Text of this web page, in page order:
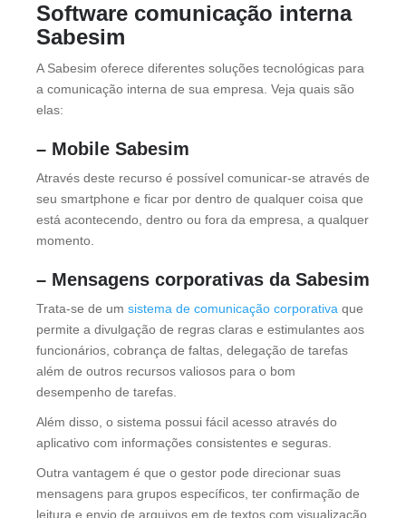
Software comunicação interna
Sabesim
A Sabesim oferece diferentes soluções tecnológicas para
a comunicação interna de sua empresa. Veja quais são
elas:
– Mobile Sabesim
Através deste recurso é possível comunicar-se através de
seu smartphone e ficar por dentro de qualquer coisa que
está acontecendo, dentro ou fora da empresa, a qualquer
momento.
– Mensagens corporativas da Sabesim
Trata-se de um sistema de comunicação corporativa que
permite a divulgação de regras claras e estimulantes aos
funcionários, cobrança de faltas, delegação de tarefas
além de outros recursos valiosos para o bom
desempenho de tarefas.
Além disso, o sistema possui fácil acesso através do
aplicativo com informações consistentes e seguras.
Outra vantagem é que o gestor pode direcionar suas
mensagens para grupos específicos, ter confirmação de
leitura e envio de arquivos em de textos com visualização